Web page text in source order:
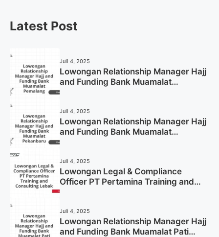
Latest Post
Juli 4, 2025
Lowongan Relationship Manager Hajj
and Funding Bank Muamalat
Juli 4, 2025
Lowongan Relationship Manager Hajj
and Funding Bank Muamalat
Juli 4, 2025
Lowongan Legal & Compliance
Officer PT Pertamina Training and
Juli 4, 2025
Lowongan Relationship Manager Hajj
and Funding Bank Muamalat Pati